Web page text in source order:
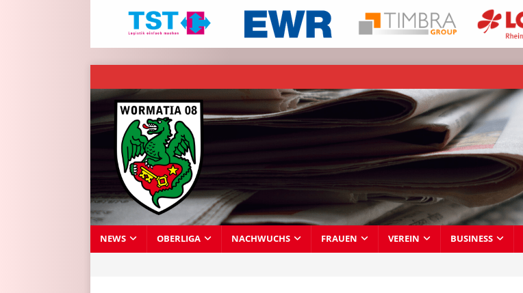
NEWS OBERLIGA NACHWUCHS FRAUEN VEREIN BUSINESS